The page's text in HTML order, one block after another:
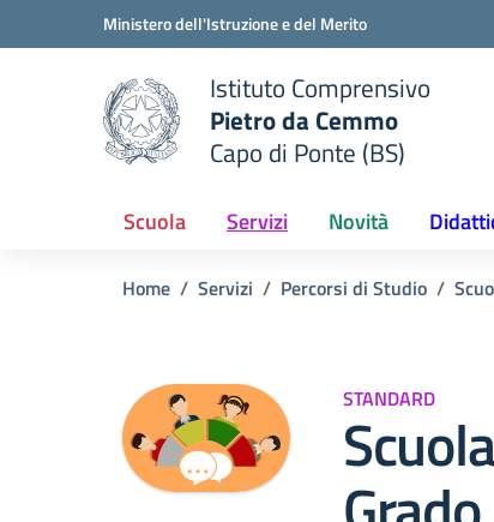
Vai ai contenuti
Vai al menu di navigazioneMinistero dell'Istruzione e del Merito
scuola
Istituto Comprensivo
Pietro da Cemmo
Capo di Ponte (BS)
Scuola Servizi Novità
Home Servizi Percorsi di Studio
STANDARD